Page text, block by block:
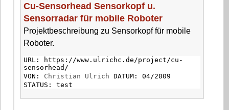
Cu-Sensorhead Sensorkopf u.
Sensorradar für mobile Roboter
Projektbeschreibung zu Sensorkopf für mobile
Roboter.
URL: https://www.ulrichc.de/project/cu-
sensorhead/
VON: Christian Ulrich DATUM: 04/2009
STATUS: test